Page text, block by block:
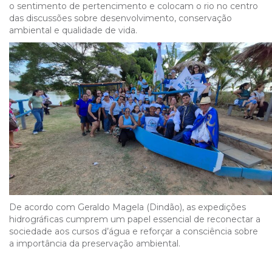
o sentimento de pertencimento e colocam o rio no centro
das discussões sobre desenvolvimento, conservação
ambiental e qualidade de vida.
De acordo com Geraldo Magela (Dindão), as expedições
hidrográficas cumprem um papel essencial de reconectar a
sociedade aos cursos d’água e reforçar a consciência sobre
a importância da preservação ambiental.